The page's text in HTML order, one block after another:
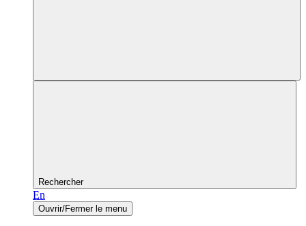
Rechercher
En
Ouvrir/Fermer le menu